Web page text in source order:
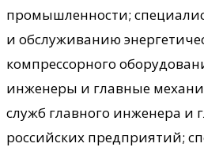
промышленности;
и обслуживанию
компрессорного
инженеры и главные
служб главного инженера и
российских предприятий;